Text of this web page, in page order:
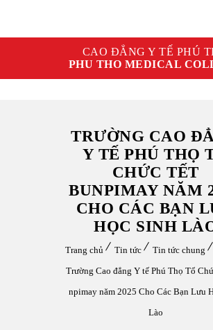
CAO ĐẲNG Y TẾ PHÚ
PHU THO MEDICAL
TRƯỜNG CAO
Y TẾ PHÚ THỌ
CHỨC TẾT
BUNPIMAY NĂM
CHO CÁC BẠN
HỌC SINH
Trang chủ Tin tức
Tin tức chung
Trường Cao đẳng Y tế Phú Thọ Tổ
npimay năm 2025 Cho Các Bạn Lưu
Lào